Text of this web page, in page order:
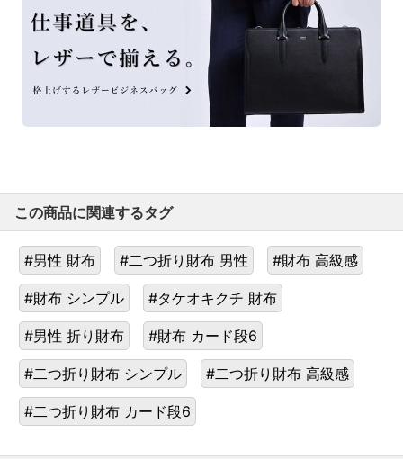
この商品に関連するタグ
#男性 財布 #二つ折り財布 男性 #財布 高級感
#財布 シンプル #タケオキクチ 財布
#男性 折り財布 #財布 カード段6
#二つ折り財布 シンプル #二つ折り財布 高級感
#二つ折り財布 カード段6